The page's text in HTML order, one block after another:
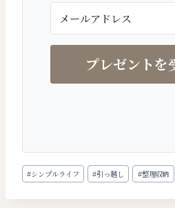
プレゼントを
投
稿
#シンプルライフ #引っ越し #整理収納